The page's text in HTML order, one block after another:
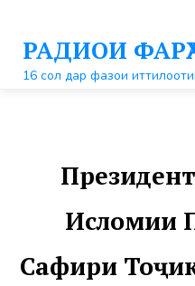
контентуРАДИОИ
16 сол дар фазои
Исломии
Сафири